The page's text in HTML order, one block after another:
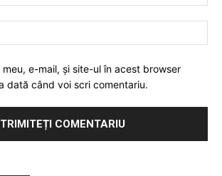
meu, e-mail, şi site-ul în acest browser
dată când voi scri comentariu.